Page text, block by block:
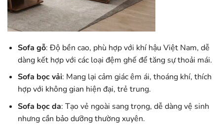
Sofa gỗ: Độ bền cao, phù hợp với khí hậu Việt Nam, dễ
dàng kết hợp với các loại đệm ghế để tăng sự thoải mái.
Sofa bọc vải: Mang lại cảm giác êm ái, thoáng khí, thích
hợp với không gian hiện đại, trẻ trung.
Sofa bọc da: Tạo vẻ ngoài sang trọng, dễ dàng vệ sinh
nhưng cần bảo dưỡng thường xuyên.